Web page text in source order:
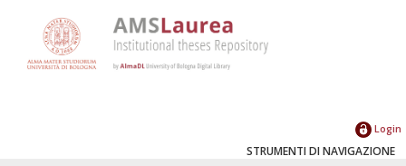
Login
STRUMENTI DI NAVIGAZIONE